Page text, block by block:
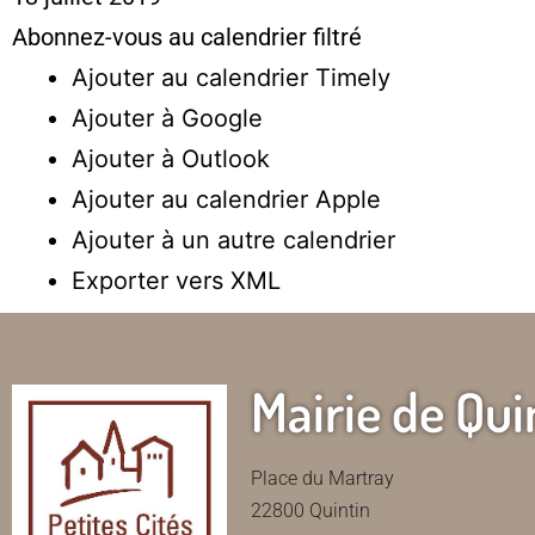
Abonnez-vous au calendrier filtré
Ajouter au calendrier Timely
Ajouter à Google
Ajouter à Outlook
Ajouter au calendrier Apple
Ajouter à un autre calendrier
Exporter vers XML
Mairie de
Place du Martray
22800 Quintin